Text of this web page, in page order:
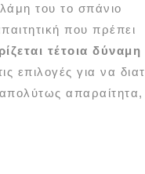
του το σπάνιο
που πρέπει
τέτοια δύναμη
επιλογές για να
απαραίτητα,